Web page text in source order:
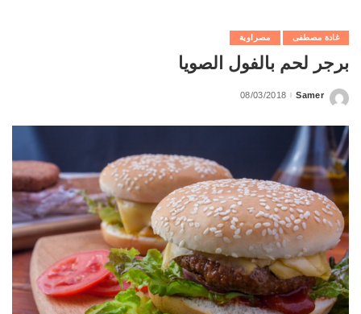
غادة مصطفى مصراوية
برجر لحم بالفول الصويا
Posted
Samer
08/03/2018